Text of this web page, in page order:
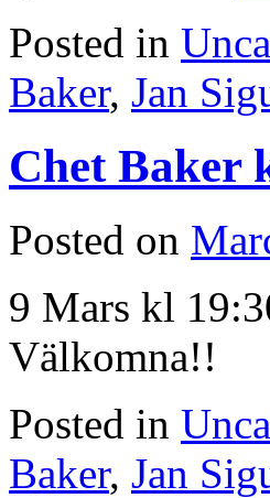
Posted in
Baker, Jan
Chet Baker
Posted on
9 Mars kl
Välkomna!!
Posted in
Baker, Jan